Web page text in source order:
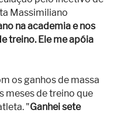
Massimiliano
na academia e nos
treino. Ele me apóia
os ganhos de massa
meses de treino que
"Ganhei sete